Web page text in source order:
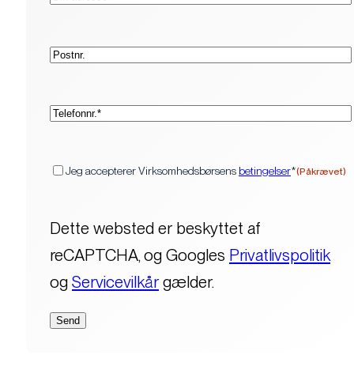
Postnr.
Telefon*
Jeg accepterer Virksomhedsbørsens betingelser*(Påkrævet)
Dette websted er beskyttet af
reCAPTCHA, og Googles Privatlivspolitik
og Servicevilkårgælder.